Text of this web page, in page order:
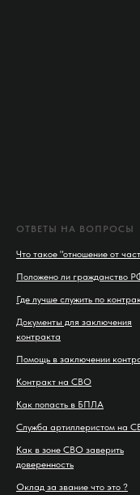
ОТВЕТЫ НА ВОПРОСЫ
Что такое "отношение от
Положено ли гражданство
Где лучше служить по
Документы для заключения
контракта
Помощь в заключении
Контракт на СВО
Как попасть в БПЛА
Служба артиллеристом на
Как в зоне СВО заверить
доверенность
Оклад за звание что это ?